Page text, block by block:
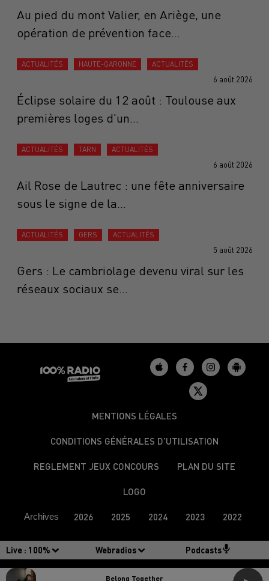
Live : 100% Webradios Podcasts
Belong Together
Au pied du mont Valier, en Ariège, une
opération de prévention face...
ACTUALITÉS HAUTE-GARONNE ACTUALITÉS
6 août 2026
Éclipse solaire du 12 août : Toulouse aux
premières loges d'un...
ACTUALITÉS TARN ACTUALITÉS
6 août 2026
Ail Rose de Lautrec : une fête anniversaire
sous le signe de la...
ACTUALITÉS GERS ACTUALITÉS
5 août 2026
Gers : Le cambriolage devenu viral sur les
réseaux sociaux se...
MENTIONS LÉGALES
CONDITIONS GÉNÉRALES D’UTILISATION
REGLEMENT JEUX CONCOURS PLAN DU SITE
LOGO
Archives 2026 2025 2024 2023 2022